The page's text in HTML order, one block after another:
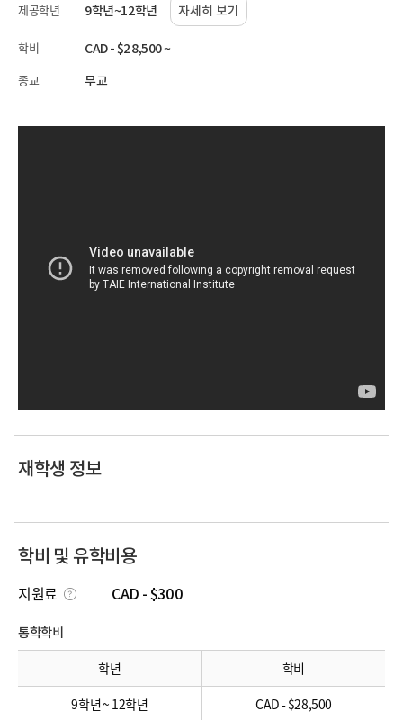
제공학년 9학년~12학년 자세히 보기
학비 CAD - $28,500 ~
종교 무교
재학생 정보
학비 및 유학비용
지원료 CAD - $300
통학학비
학년
학비
9학년 ~ 12학년
CAD - $28,500